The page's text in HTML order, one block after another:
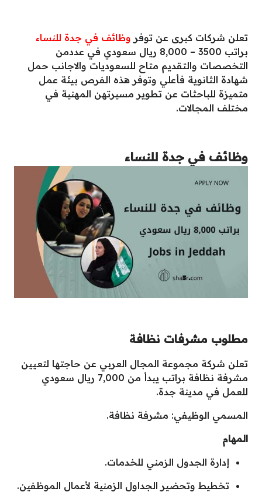
تعلن شركات كبرى عن توفر وظائف في جدة للنساء
براتب 3500 – 8,000 ريال سعودي في عددمن
التخصصات والتقديم متاح للسعوديات والاجانب حمل
شهادة الثانوية فأعلي وتوفر هذه الفرص بيئة عمل
متميزة للباحثات عن تطوير مسيرتهن المهنية في
مختلف المجالات.
وظائف في جدة للنساء
مطلوب مشرفات نظافة
تعلن شركة مجموعة المجال العربي عن حاجتها لتعيين
مشرفة نظافة براتب يبدأ من 7,000 ريال سعودي
للعمل في مدينة جدة.
المسمي الوظيفي: مشرفة نظافة.
المهام
إدارة الجدول الزمني للخدمات.
تخطيط وتحضير الجداول الزمنية لأعمال الموظفين.